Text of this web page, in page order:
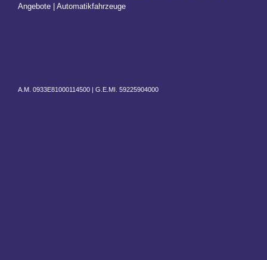
Angebote | Automatikfahrzeuge
A.M. 0933E81000114500 | G.E.MI. 59225904000